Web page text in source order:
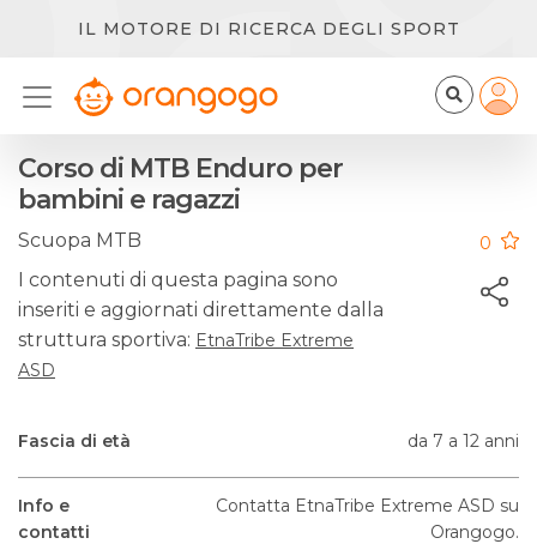
IL MOTORE DI RICERCA DEGLI SPORT
Corso di MTB Enduro per
bambini e ragazzi
Scuopa MTB
I contenuti di questa pagina sono
inseriti e aggiornati direttamente dalla
struttura sportiva: EtnaTribe Extreme
ASD
0
Fascia di età da 7 a 12 anni
Info e
contatti
Contatta EtnaTribe Extreme ASD su
Orangogo.